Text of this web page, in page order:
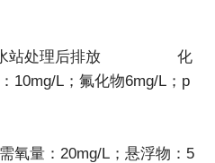
处理后排放 化
10mg/L；氟化物6mg/L；p
氧量：20mg/L；悬浮物：5